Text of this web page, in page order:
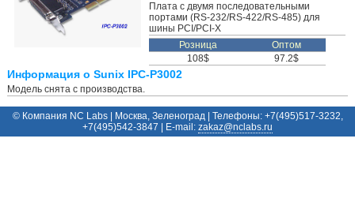
Плата с двумя последовательными
портами (RS-232/RS-422/RS-485) для
шины PCI/PCI-X
Розница
Оптом
108$
97.2$
Информация о Sunix IPC-P3002
Модель снята с производства.
© Компания NC Labs | Москва, Зеленоград | Телефоны: +7(495)517-3232,
+7(495)542-3847 | E-mail: ur.sbalcn@zakaz